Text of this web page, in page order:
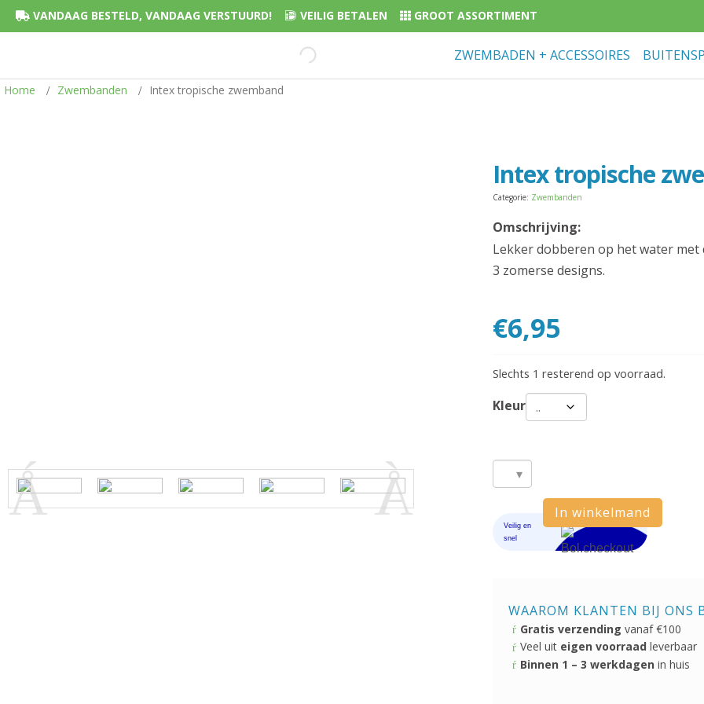
VANDAAG BESTELD, VANDAAG VERSTUURD! VEILIG BETALEN GROOT ASSORTIMENT
ZWEMBADEN + ACCESSOIRES
Home Zwembanden Intex tropische zwemband
Intex tropische
Categorie: Zwembanden
Omschrijving:
Lekker dobberen op het water met
3 zomerse designs.
€6,95
Slechts 1 resterend op voorraad.
Kleur
Intex
tropische
zwemband
aantal
In winkelmand
WAAROM KLANTEN BIJ ONS
Gratis verzending vanaf €100
Veel uit eigen voorraad leverbaar
Binnen 1 – 3 werkdagen in huis